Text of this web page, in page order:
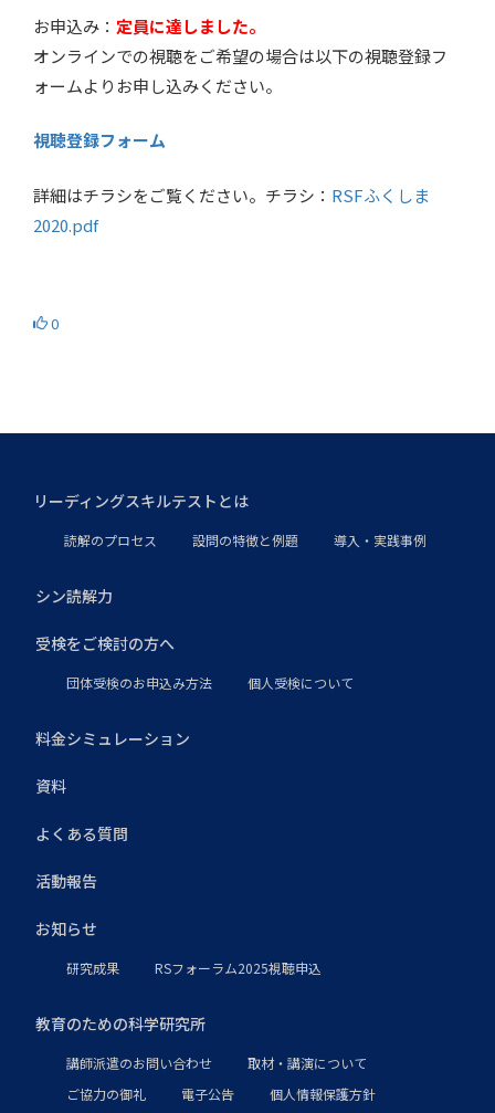
お申込み： 定員に達しました。
オンラインでの視聴をご希望の場合は以下の視聴登録フ
ォームよりお申し込みください。
視聴登録フォーム
詳細はチラシをご覧ください。チラシ： RSFふくしま
2020.pdf
0
リーディングスキルテストとは
読解のプロセス 設問の特徴と例題 導入・実践事例
シン読解力
受検をご検討の方へ
団体受検のお申込み方法 個人受検について
料金シミュレーション
資料
よくある質問
活動報告
お知らせ
研究成果 RSフォーラム2025視聴申込
教育のための科学研究所
講師派遣のお問い合わせ
取材・講演について
ご協力の御礼
電子公告 個人情報保護方針